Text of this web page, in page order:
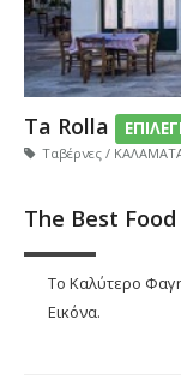
Ta Rolla
Ταβέρνες /
The Best Food
Το Καλύτερο
Εικόνα.